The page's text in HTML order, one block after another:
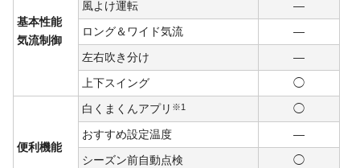
基本性能
気流制御
風よけ運転
―
ロング＆ワイド気流
―
左右吹き分け
―
上下スイング
◯
便利機能
白くまくんアプリ ※1
◯
おすすめ設定温度
―
シーズン前自動点検
◯